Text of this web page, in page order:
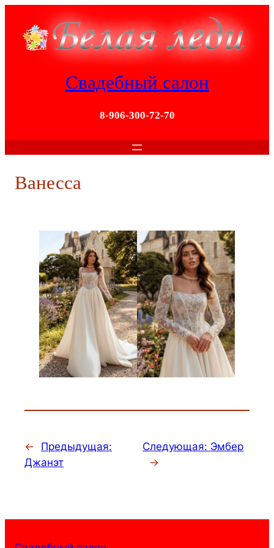
содержимому
Свадебный салон
8-906-300-72-70
Ванесса
←
Предыдущая:
Джанэт
Следующая: Эмбер
→